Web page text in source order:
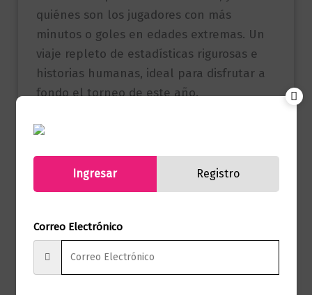
quiénes son los jugadores con más
minutos o goles en edades extremas. Un
viaje repleto de estadísticas rigurosas e
historias humanas, ideal para disfrutar a
fondo el torneo de este año.
Editorial Planeta
Autor
Ingresar Registro
Correo Electrónico